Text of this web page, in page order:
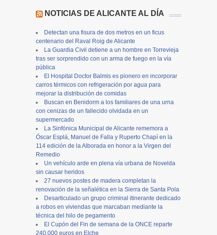
NOTICIAS DE ALICANTE AL DÍA
Detectan una fisura de dos metros en un ficus
centenario del Raval Roig de Alicante
La Guardia Civil detiene a un hombre en Torrevieja
tras ser sorprendido con un arma de fuego en la vía
pública
El Hospital Doctor Balmis es pionero en incorporar
carros térmicos con refrigeración por agua para
mejorar la distribución de comidas
Buscan en Benidorm a los familiares de una urna
con cenizas de un fallecido olvidada en un
supermercado
La Sinfónica Municipal de Alicante rememora a
Óscar Esplá, Manuel de Falla y Ruperto Chapí en la
114 edición de la Alborada en honor a la Virgen del
Remedio
Un vehículo arde en plena vía urbana de Novelda
sin causar heridos
27 nuevos postes de madera completan la
renovación de la señalética en la Sierra de Santa Pola
Desarticulado un grupo criminal itinerante dedicado
a robos en viviendas que marcaban mediante la
técnica del hilo de pegamento
El Cupón del Fin de semana de la ONCE reparte
240.000 euros en Elche